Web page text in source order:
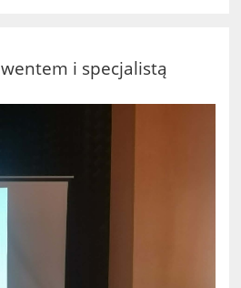
i specjalistą